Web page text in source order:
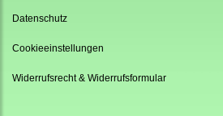
Datenschutz
Cookieeinstellungen
Widerrufsrecht & Widerrufsformular